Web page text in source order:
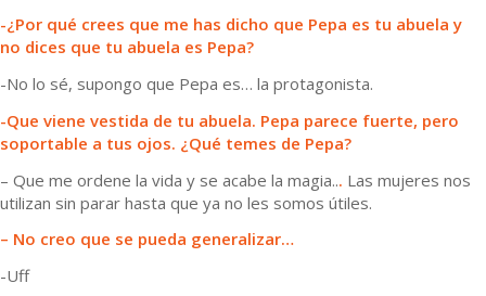
-¿Por qué crees que me has dicho que Pepa es tu abuela y
no dices que tu abuela es Pepa?
-No lo sé, supongo que Pepa es… la protagonista.
-Que viene vestida de tu abuela. Pepa parece fuerte, pero
soportable a tus ojos. ¿Qué temes de Pepa?
– Que me ordene la vida y se acabe la magia... Las mujeres nos
utilizan sin parar hasta que ya no les somos útiles.
– No creo que se pueda generalizar…
-Uff